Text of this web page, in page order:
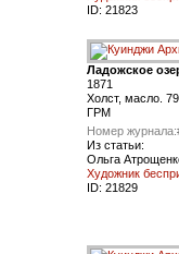
ID: 21823
Ладожское
1871
Холст, масло.
ГРМ
Номер журнала:
Из статьи:
Ольга
Художник
ID: 21829